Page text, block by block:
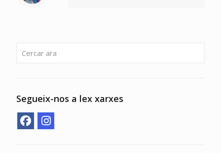
Segueix-nos a lex xarxes